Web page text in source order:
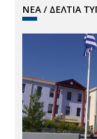
ΝΕΑ / ΔΕΛΤΙΑ